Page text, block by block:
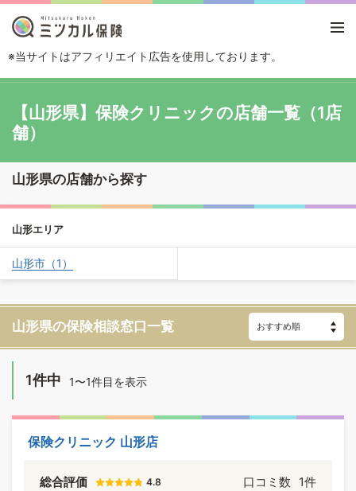
※当サイトはアフィリエイト広告を使用しております。
保険クリニックの店舗一覧
【山形県】保険クリニックの店舗一覧（1店
舗）
山形県の店舗から探す
山形エリア
山形市（1）
山形県の保険相談窓口一覧
1件中 1〜1件目を表示
保険クリニック 山形店
総合評価 4.8 口コミ数 1件